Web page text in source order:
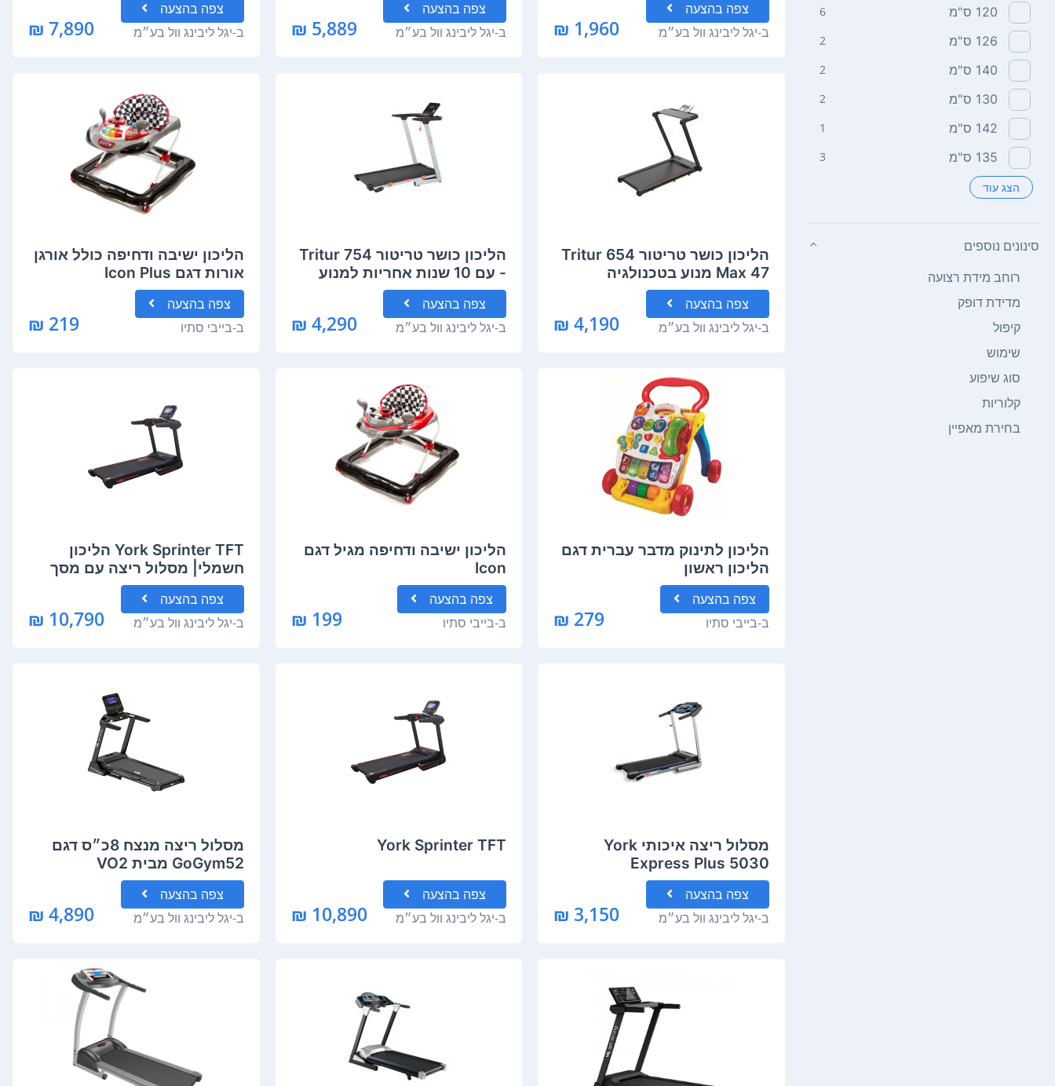
120‏ ס"מ 6
126‏ ס"מ 2
140‏ ס"מ 2
130‏ ס"מ 2
142‏ ס"מ 1
135‏ ס"מ 3
הצג עוד
סינונים נוספים
רוחב מידת רצועה
מדידת דופק
קיפול
שימוש
סוג שיפוע
קלוריות
בחירת מאפיין
צפה בהצעה
ב-יגל ליבינג וול בע״מ 1,960 ₪
צפה בהצעה
ב-יגל ליבינג וול בע״מ 5,889 ₪
צפה בהצעה
ב-יגל ליבינג וול בע״מ 7,890 ₪
הליכון כושר טריטור Tritur 654
Max 47 מנוע בטכנולגיה
"BLDC" שקט חסכוני בצריכת
אוויר
צפה בהצעה
ב-יגל ליבינג וול בע״מ 4,190 ₪
הליכון כושר טריטור Tritur 754
- עם 10 שנות אחריות למנוע
צפה בהצעה
ב-יגל ליבינג וול בע״מ 4,290 ₪
הליכון ישיבה ודחיפה כולל אורגן
אורות דגם Icon Plus
צפה בהצעה
ב-בייבי סתיו 219 ₪
הליכון לתינוק מדבר עברית דגם
הליכון ראשון
צפה בהצעה
ב-בייבי סתיו 279 ₪
הליכון ישיבה ודחיפה מגיל דגם
Icon
צפה בהצעה
ב-בייבי סתיו 199 ₪
York Sprinter TFT הליכון
חשמלי| מסלול ריצה עם מסך
מגע
צפה בהצעה
ב-יגל ליבינג וול בע״מ 10,790 ₪
מסלול ריצה איכותי York
Express Plus 5030
צפה בהצעה
ב-יגל ליבינג וול בע״מ 3,150 ₪
York Sprinter TFT
צפה בהצעה
ב-יגל ליבינג וול בע״מ 10,890 ₪
מסלול ריצה מנצח 8כ״ס דגם
GoGym52 מבית VO2
צפה בהצעה
ב-יגל ליבינג וול בע״מ 4,890 ₪